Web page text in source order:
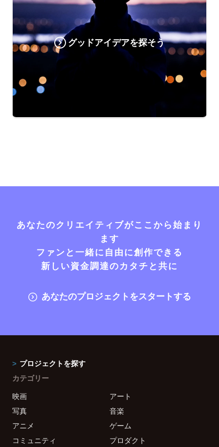
グッドアイデアを探そう
あなたのクリエイティブがここから始まり
ます
ファンと一緒に自由に創作できる
新しい資金調達のカタチと共に
あなたのプロジェクトをスタートする
プロジェクトを探す
カテゴリー
映画
アート
写真
音楽
アニメ
ゲーム
コミュニティ
プロダクト